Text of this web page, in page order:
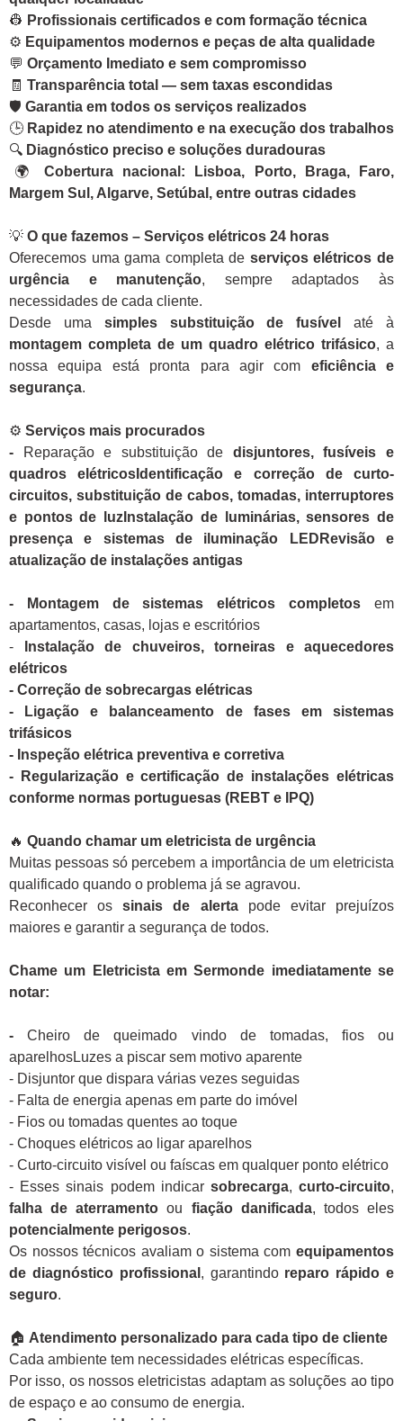
👷 Profissionais certificados e com formação técnica
⚙️ Equipamentos modernos e peças de alta qualidade
💬 Orçamento Imediato e sem compromisso
🧾 Transparência total — sem taxas escondidas
🛡️ Garantia em todos os serviços realizados
🕒 Rapidez no atendimento e na execução dos trabalhos
🔍 Diagnóstico preciso e soluções duradouras
🌍 Cobertura nacional: Lisboa, Porto, Braga, Faro,
Margem Sul, Algarve, Setúbal, entre outras cidades
💡 O que fazemos – Serviços elétricos 24 horas
Oferecemos uma gama completa de serviços elétricos de
urgência e manutenção, sempre adaptados às
necessidades de cada cliente.
Desde uma simples substituição de fusível
até à
montagem completa de um quadro elétrico trifásico, a
nossa equipa está pronta para agir com eficiência e
segurança.
⚙️ Serviços mais procurados
-
Reparação e substituição de disjuntores, fusíveis e
quadros elétricosIdentificação e correção de curto-
circuitos, substituição de cabos, tomadas, interruptores
e pontos de luzInstalação de luminárias, sensores de
presença e sistemas de iluminação LEDRevisão e
atualização de instalações antigas
- Montagem de sistemas elétricos completos em
apartamentos, casas, lojas e escritórios
-
Instalação de chuveiros, torneiras e aquecedores
elétricos
- Correção de sobrecargas elétricas
- Ligação e balanceamento de fases em sistemas
trifásicos
- Inspeção elétrica preventiva e corretiva
- Regularização e certificação de instalações elétricas
conforme normas portuguesas (REBT e IPQ)
🔥 Quando chamar um eletricista de urgência
Muitas pessoas só percebem a importância de um eletricista
qualificado quando o problema já se agravou.
Reconhecer ossinais de alertapode evitar prejuízos
maiores e garantir a segurança de todos.
Chame um Eletricista em Sermonde imediatamente se
notar:
-Cheiro de queimado vindo de tomadas, fios ou
aparelhosLuzes a piscar sem motivo aparente
- Disjuntor que dispara várias vezes seguidas
- Falta de energia apenas em parte do imóvel
- Fios ou tomadas quentes ao toque
- Choques elétricos ao ligar aparelhos
- Curto-circuito visível ou faíscas em qualquer ponto elétrico
- Esses sinais podem indicar sobrecarga,curto-circuito,
falha de aterramento ou fiação danificada, todos eles
potencialmente perigosos.
Os nossos técnicos avaliam o sistema com equipamentos
de diagnóstico profissional , garantindo reparo rápido e
seguro.
🏠 Atendimento personalizado para cada tipo de cliente
Cada ambiente tem necessidades elétricas específicas.
Por isso, os nossos eletricistas adaptam as soluções ao tipo
de espaço e ao consumo de energia.